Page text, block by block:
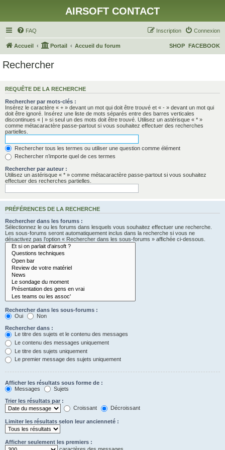
AIRSOFT CONTACT
FAQ Connexion
Inscription
Accueil Portail Accueil du forum FACEBOOK
SHOP
Rechercher
REQUÊTE DE LA RECHERCHE
Rechercher par mots-clés :
Insérez le caractère « + » devant un mot qui doit être trouvé et « - » devant un mot qui
doit être ignoré. Insérez une liste de mots séparés entre des barres verticales
discontinues « | » si seul un des mots doit être trouvé. Utilisez un astérisque « * »
comme métacaractère passe-partout si vous souhaitez effectuer des recherches
partielles.
Rechercher tous les termes ou utiliser une question comme élément
Rechercher n’importe quel de ces termes
Rechercher par auteur :
Utilisez un astérisque « * » comme métacaractère passe-partout si vous souhaitez
effectuer des recherches partielles.
PRÉFÉRENCES DE LA RECHERCHE
Rechercher dans les forums :
Sélectionnez le ou les forums dans lesquels vous souhaitez effectuer une recherche.
Les sous-forums seront automatiquement inclus dans la recherche si vous ne
désactivez pas l’option « Rechercher dans les sous-forums » affichée ci-dessous.
Rechercher dans les sous-forums :
Oui
Non
Rechercher dans :
Le titre des sujets et le contenu des messages
Le contenu des messages uniquement
Le titre des sujets uniquement
Le premier message des sujets uniquement
Afficher les résultats sous forme de :
Messages
Sujets
Trier les résultats par :
Croissant
Décroissant
Limiter les résultats selon leur ancienneté :
Afficher seulement les premiers :